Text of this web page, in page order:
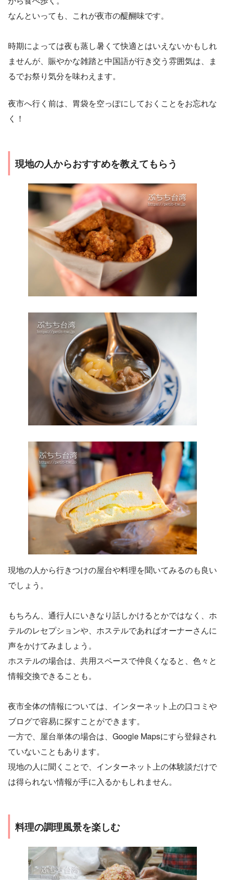
なんといっても、これが夜市の醍醐味です。
時期によっては夜も蒸し暑くて快適とはいえないかもしれ
ませんが、賑やかな雑踏と中国語が行き交う雰囲気は、ま
るでお祭り気分を味わえます。
夜市へ行く前は、胃袋を空っぽにしておくことをお忘れな
く！
現地の人からおすすめを教えてもらう
現地の人から行きつけの屋台や料理を聞いてみるのも良い
でしょう。
もちろん、通行人にいきなり話しかけるとかではなく、ホ
テルのレセプションや、ホステルであればオーナーさんに
声をかけてみましょう。
ホステルの場合は、共用スペースで仲良くなると、色々と
情報交換できることも。
夜市全体の情報については、インターネット上の口コミや
ブログで容易に探すことができます。
一方で、屋台単体の場合は、Google Mapsにすら登録され
ていないこともあります。
現地の人に聞くことで、インターネット上の体験談だけで
は得られない情報が手に入るかもしれません。
料理の調理風景を楽しむ